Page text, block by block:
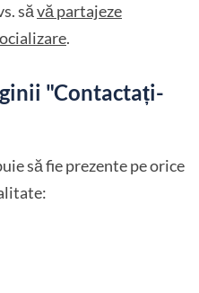
săvă partajeze
.
"Contactați-
să fie prezente pe orice